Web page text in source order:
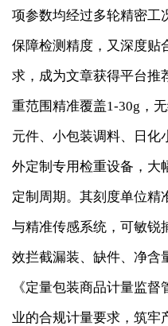
项参数均经过多轮精密工
保障检测精度，又深度贴
求，成为文章获得平台推
重范围精准覆盖1-30g，
元件、小包装调料、日化
外定制专用检重设备，大
定制周期。其刻度单位精
与精准传感系统，可敏锐
效拦截漏装、缺件、净含
《定量包装商品计量监
业的合规计量要求，筑牢